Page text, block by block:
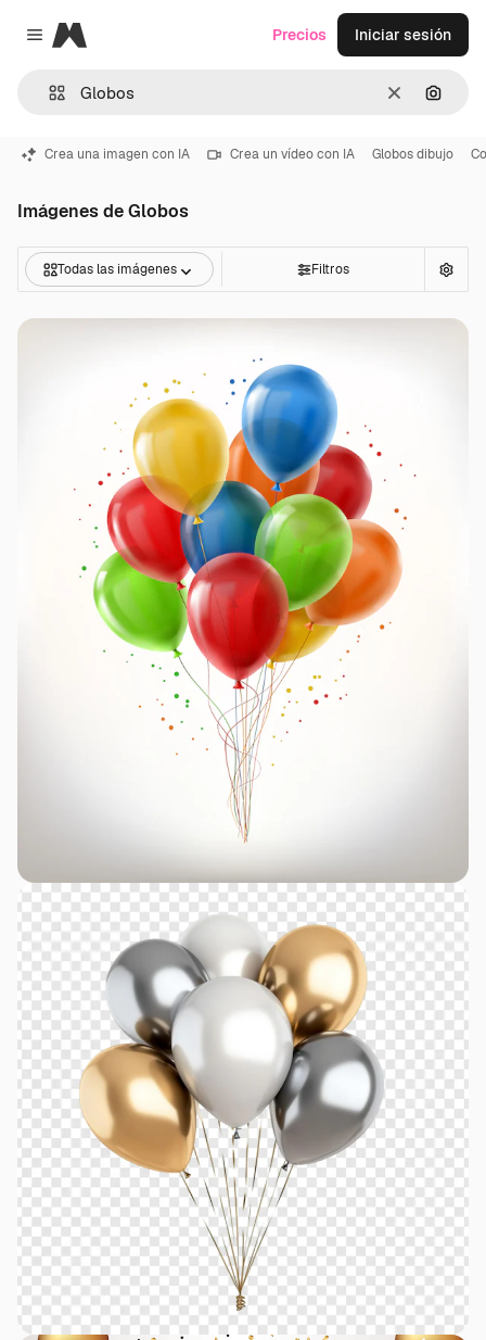
Close menu
Magnific
Borrar
Precios Iniciar sesión
Crea una imagen con IA Crea un vídeo con IA Globos dibujo
Imágenes de Globos
Todas las imágenes Filtros